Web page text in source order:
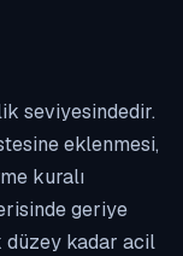
seviyesindedir.
eklenmesi,
kuralı
geriye
düzey kadar acil